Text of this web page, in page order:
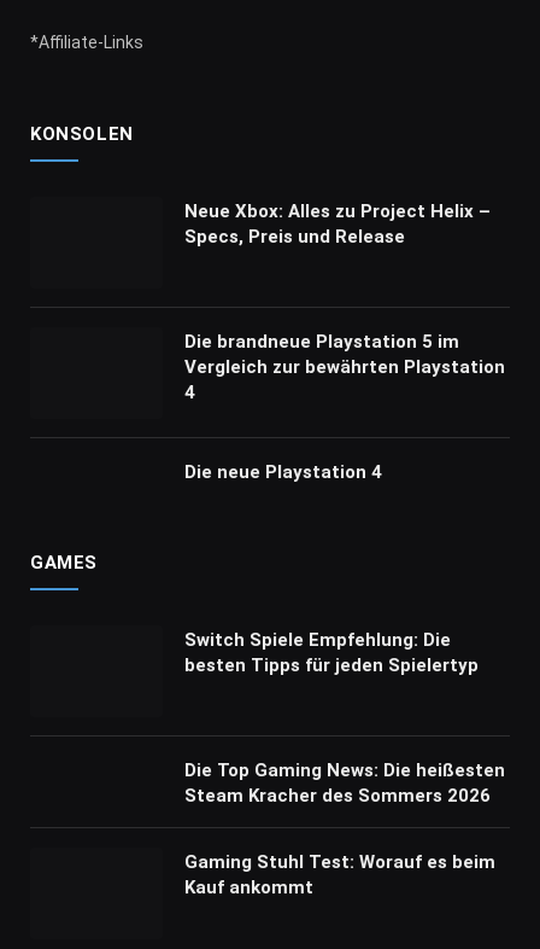
*Affiliate-Links
KONSOLEN
Neue Xbox: Alles zu Project Helix –
Specs, Preis und Release
Die brandneue Playstation 5 im
Vergleich zur bewährten Playstation
4
Die neue Playstation 4
GAMES
Switch Spiele Empfehlung: Die
besten Tipps für jeden Spielertyp
Die Top Gaming News: Die heißesten
Steam Kracher des Sommers 2026
Gaming Stuhl Test: Worauf es beim
Kauf ankommt